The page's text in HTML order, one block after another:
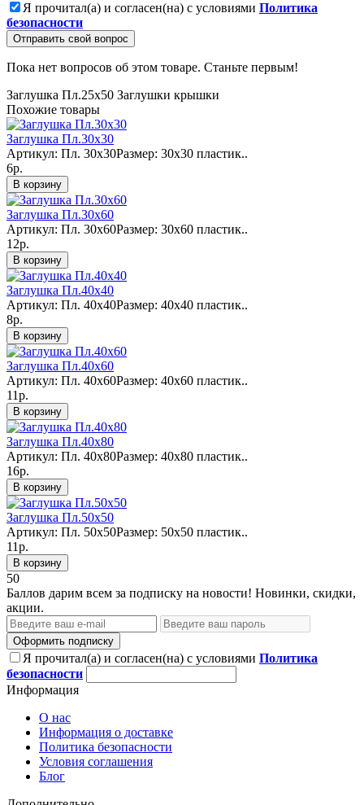
Я прочитал(а) и согласен(на) с условиями Политика
безопасности
Отправить свой вопрос
Пока нет вопросов об этом товаре. Станьте первым!
Заглушка Пл.25х50 Заглушки крышки
Похожие товары
Заглушка Пл.30х30
Артикул: Пл. 30х30Размер: 30х30 пластик..
6р.
В корзину
Заглушка Пл.30х60
Артикул: Пл. 30х60Размер: 30х60 пластик..
12р.
В корзину
Заглушка Пл.40х40
Артикул: Пл. 40х40Размер: 40х40 пластик..
8р.
В корзину
Заглушка Пл.40х60
Артикул: Пл. 40х60Размер: 40х60 пластик..
11р.
В корзину
Заглушка Пл.40х80
Артикул: Пл. 40х80Размер: 40х80 пластик..
16р.
В корзину
Заглушка Пл.50х50
Артикул: Пл. 50х50Размер: 50х50 пластик..
11р.
В корзину
50
Баллов дарим всем за подписку на новости! Новинки, скидки,
акции.
Оформить подписку
Я прочитал(а) и согласен(на) с условиями Политика
безопасности
Информация
О нас
Информация о доставке
Политика безопасности
Условия соглашения
Блог